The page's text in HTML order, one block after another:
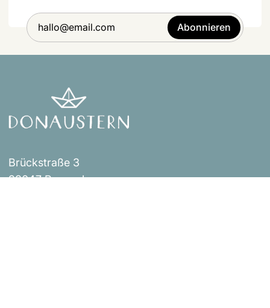
Abonnieren
Brückstraße 3
93047 Regensburg